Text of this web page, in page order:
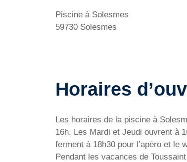
Piscine à Solesmes
59730 Solesmes
Horaires
Les horaires de la piscine à
16h. Les Mardi et Jeudi ouvrent à
ferment à 18h30 pour l’apéro et
Pendant les vacances de